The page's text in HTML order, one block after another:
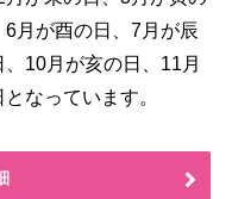
月が酉の日、7月が辰
10月が亥の日、11月
なっています。